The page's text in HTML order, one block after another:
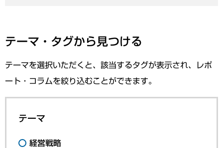
テーマ・タグから見つける
テーマを選択いただくと、該当するタグが表示され、レポ
ート・コラムを絞り込むことができます。
テーマ
経営戦略